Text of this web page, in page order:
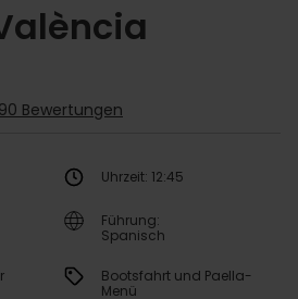
Bewertungen
Uhrzeit: 12:45
Führung:
Spanisch
Bootsfahrt und Paella-
Menü